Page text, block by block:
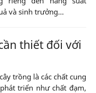
và sinh trưởng...
thiết đối với
trồng là các chất cung
triển như chất đạm,